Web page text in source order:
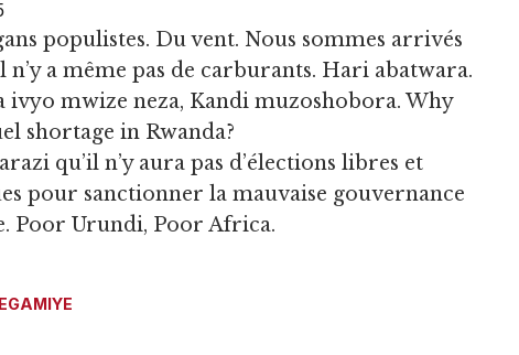
a même pas de carburants. Hari abatwara.
ivyo mwize neza, Kandi muzoshobora. Why
shortage in Rwanda?
qu’il n’y aura pas d’élections libres et
pour sanctionner la mauvaise gouvernance
Poor Urundi, Poor Africa.